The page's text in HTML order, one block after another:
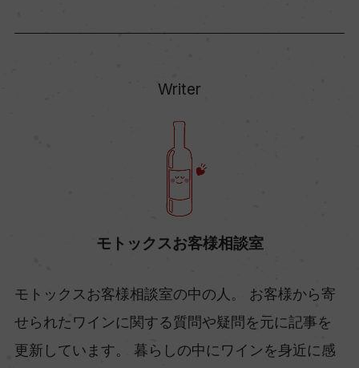
Writer
モトックスお客様相談室
モトックスお客様相談室の中の人。 お客様から寄
せられたワインに関する質問や疑問を元に記事を
更新しています。 暮らしの中にワインを身近に感